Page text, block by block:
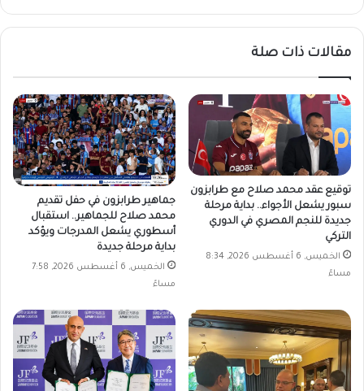
مقالات ذات صلة
توقيع عقد محمد صلاح مع طرابزون
سبور يشعل الأجواء.. بداية مرحلة
جديدة للنجم المصري في الدوري
التركي
الخميس, 6 أغسطس 2026, 8:34
مساءً
جماهير طرابزون في حفل تقديم
محمد صلاح للجماهير.. استقبال
أسطوري يشعل المدرجات ويؤكد
بداية مرحلة جديدة
الخميس, 6 أغسطس 2026, 7:58
مساءً